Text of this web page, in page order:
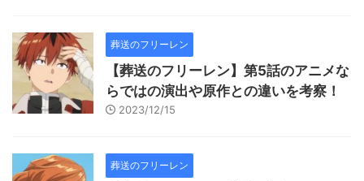
葬送のフリーレン
【葬送のフリーレン】第5話のアニメな
らではの演出や原作との違いを考察！
2023/12/15
葬送のフリーレン